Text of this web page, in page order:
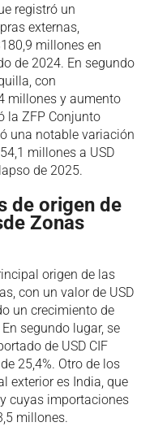
registró un
externas,
millones en
de 2024. En segundo
con
millones y aumento
la ZFP Conjunto
una notable variación
millones a USD
de 2025.
de origen de
Zonas
origen de las
con un valor de USD
un crecimiento de
segundo lugar, se
de USD CIF
25,4%. Otro de los
exterior es India, que
cuyas importaciones
millones.